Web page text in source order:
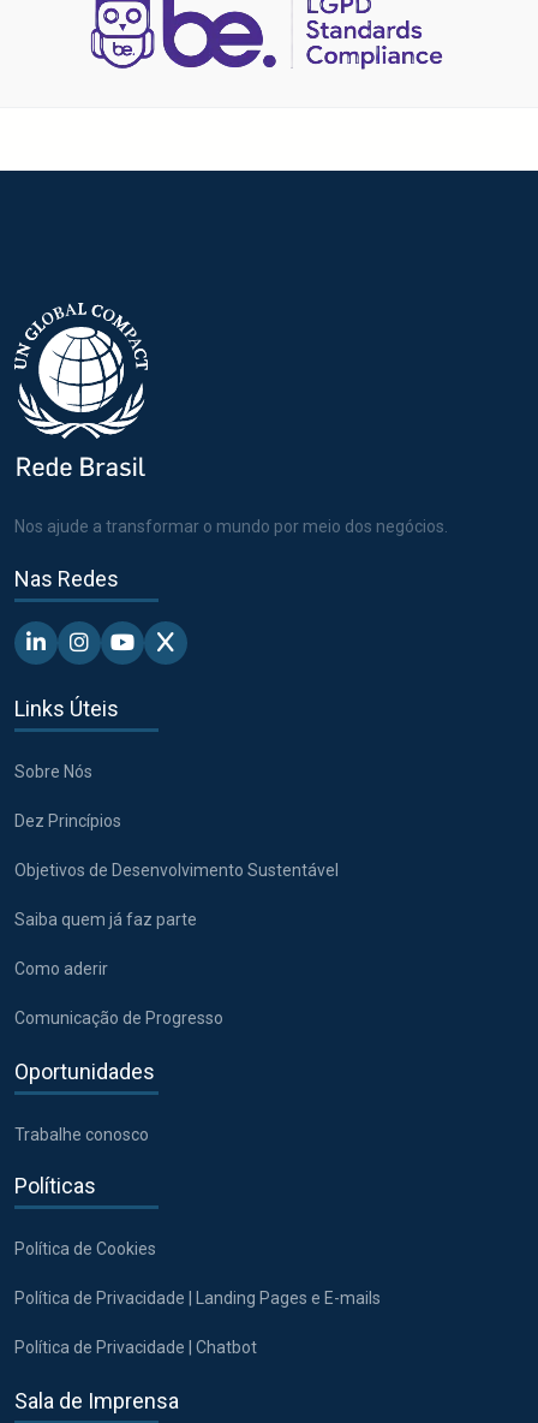
Nos ajude a transformar o mundo por meio dos negócios.
Nas Redes
Linkedin - Pacto Global BR
Instagram - Pacto Global BR
Youtube - Pacto Global BR
X - Pacto Global BR
Links Úteis
Sobre Nós
Dez Princípios
Objetivos de Desenvolvimento Sustentável
Saiba quem já faz parte
Como aderir
Comunicação de Progresso
Oportunidades
Trabalhe conosco
Políticas
Política de Cookies
Política de Privacidade | Landing Pages e E-mails
Política de Privacidade | Chatbot
Sala de Imprensa